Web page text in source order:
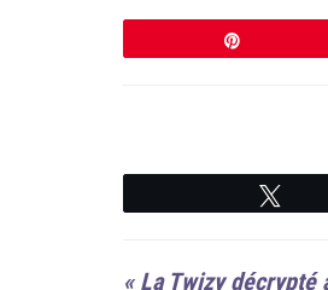
« La Twizy décrypté